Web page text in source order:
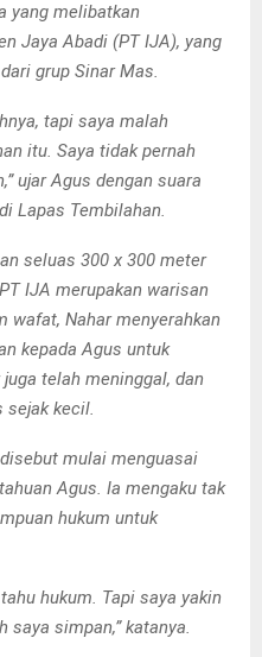
yang melibatkan
Jaya Abadi (PT IJA), yang
grup Sinar Mas.
tapi saya malah
itu. Saya tidak pernah
ujar Agus dengan suara
Lapas Tembilahan.
seluas 300 x 300 meter
IJA merupakan warisan
wafat, Nahar menyerahkan
kepada Agus untuk
telah meninggal, dan
sejak kecil.
mulai menguasai
Agus. Ia mengaku tak
hukum untuk
hukum. Tapi saya yakin
saya simpan,” katanya.